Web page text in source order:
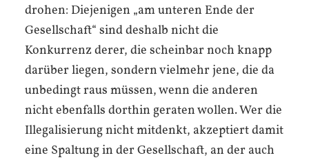
drohen: Diejenigen „am unteren Ende der
Gesellschaft“ sind deshalb nicht die
Konkurrenz derer, die scheinbar noch knapp
darüber liegen, sondern vielmehr jene, die da
unbedingt raus müssen, wenn die anderen
nicht ebenfalls dorthin geraten wollen. Wer die
Illegalisierung nicht mitdenkt, akzeptiert damit
eine Spaltung in der Gesellschaft, an der auch